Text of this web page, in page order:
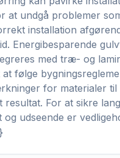
at undgå problemer
installation
Energibesparende
med træ- og
at følge
for materialer til
resultat. For at sikre
og udseende er